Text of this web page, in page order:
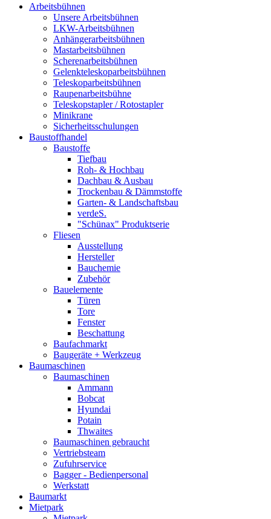
Arbeitsbühnen
Unsere Arbeitsbühnen
LKW-Arbeitsbühnen
Anhängerarbeitsbühnen
Mastarbeitsbühnen
Scherenarbeitsbühnen
Gelenkteleskoparbeitsbühnen
Teleskoparbeitsbühnen
Raupenarbeitsbühne
Teleskopstapler / Rotostapler
Minikrane
Sicherheitsschulungen
Baustoffhandel
Baustoffe
Tiefbau
Roh- & Hochbau
Dachbau & Ausbau
Trockenbau & Dämmstoffe
Garten- & Landschaftsbau
verdeS.
"Schünax" Produktserie
Fliesen
Ausstellung
Hersteller
Bauchemie
Zubehör
Bauelemente
Türen
Tore
Fenster
Beschattung
Baufachmarkt
Baugeräte + Werkzeug
Baumaschinen
Baumaschinen
Ammann
Bobcat
Hyundai
Potain
Thwaites
Baumaschinen gebraucht
Vertriebsteam
Zufuhrservice
Bagger - Bedienpersonal
Werkstatt
Baumarkt
Mietpark